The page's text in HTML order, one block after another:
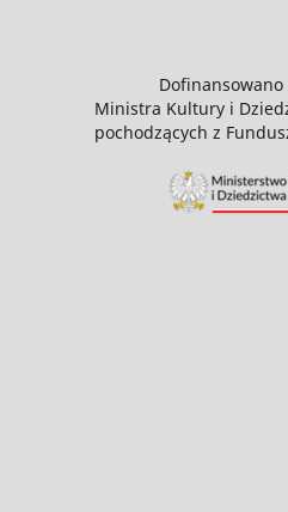
Ministra Kultury i
pochodzących z